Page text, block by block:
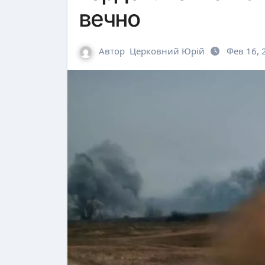
вечно
Автор Церковний Юрій Фев 16,